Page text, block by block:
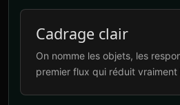
Cadrage clair
On nomme les objets, les
premier flux qui réduit vraiment